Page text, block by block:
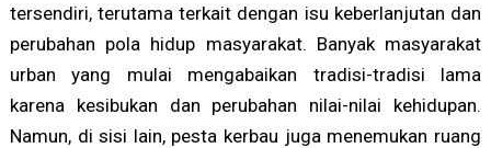
tersendiri, terutama terkait dengan isu keberlanjutan dan
perubahan pola hidup masyarakat. Banyak masyarakat
urban yang mulai mengabaikan tradisi-tradisi lama
karena kesibukan dan perubahan nilai-nilai kehidupan.
Namun, di sisi lain, pesta kerbau juga menemukan ruang